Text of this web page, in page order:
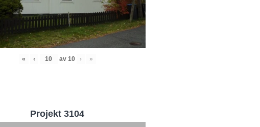
« ‹ av 10 › »
Projekt 3104